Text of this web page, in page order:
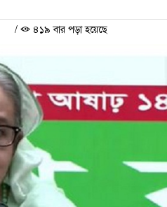
/ ৪১৯ বার পড়া হয়েছে